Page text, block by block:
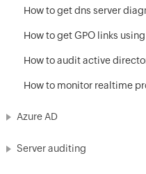
How to get dns server
How to get GPO links
How to audit active
How to monitor realtime
Azure AD
Server auditing